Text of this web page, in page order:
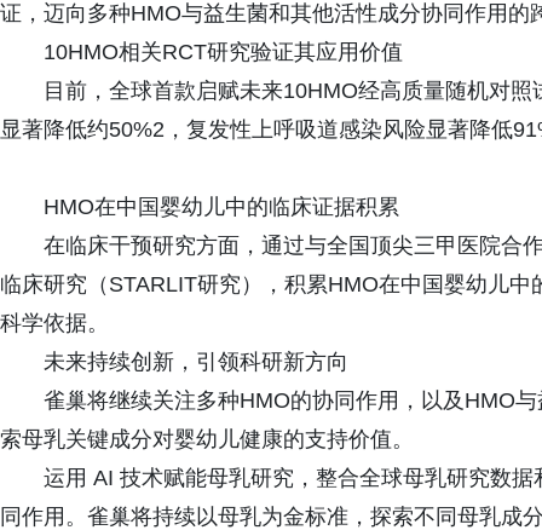
证，迈向多种HMO与益生菌和其他活性成分协同作用
10HMO相关RCT研究验证其应用价值
目前，全球首款启赋未来10HMO经高质量随机对
显著降低约50%2，复发性上呼吸道感染风险显著降低
HMO在中国婴幼儿中的临床证据积累
在临床干预研究方面，通过与全国顶尖三甲医院合
临床研究（STARLIT研究），积累HMO在中国婴幼儿
科学依据。
未来持续创新，引领科研新方向
雀巢将继续关注多种HMO的协同作用，以及HMO
索母乳关键成分对婴幼儿健康的支持价值。
运用 AI 技术赋能母乳研究，整合全球母乳研究数
同作用。雀巢将持续以母乳为金标准，探索不同母乳成